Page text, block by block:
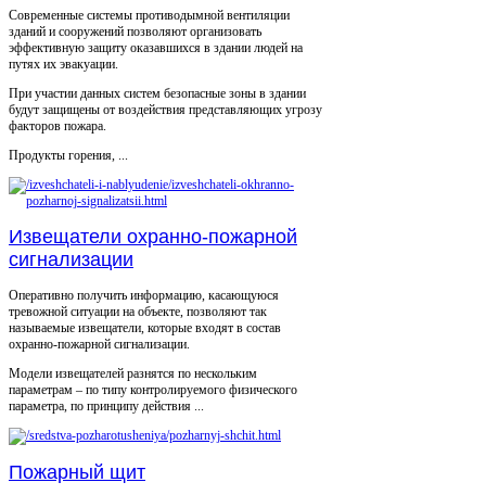
Современные системы противодымной вентиляции
зданий и сооружений позволяют организовать
эффективную защиту оказавшихся в здании людей на
путях их эвакуации.
При участии данных систем безопасные зоны в здании
будут защищены от воздействия представляющих угрозу
факторов пожара.
Продукты горения, ...
Извещатели охранно-пожарной
сигнализации
Оперативно получить информацию, касающуюся
тревожной ситуации на объекте, позволяют так
называемые извещатели, которые входят в состав
охранно-пожарной сигнализации.
Модели извещателей разнятся по нескольким
параметрам – по типу контролируемого физического
параметра, по принципу действия ...
Пожарный щит